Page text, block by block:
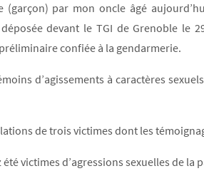
(garçon) par mon oncle âgé
devant le TGI de Grenoble le
confiée à la gendarmerie.
d’agissements à caractères
de trois victimes dont les
victimes d’agressions sexuelles de la